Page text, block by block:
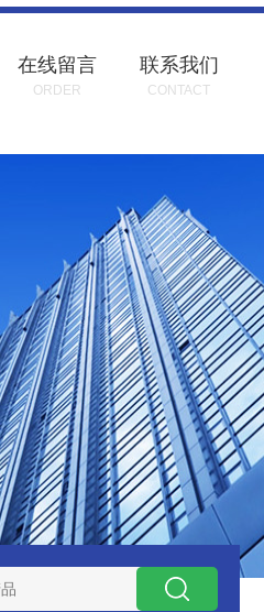
在线留言
ORDER
联系我们
CONTACT